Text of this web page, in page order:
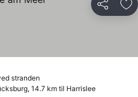
Del
stranden
14.7 km til Harrislee